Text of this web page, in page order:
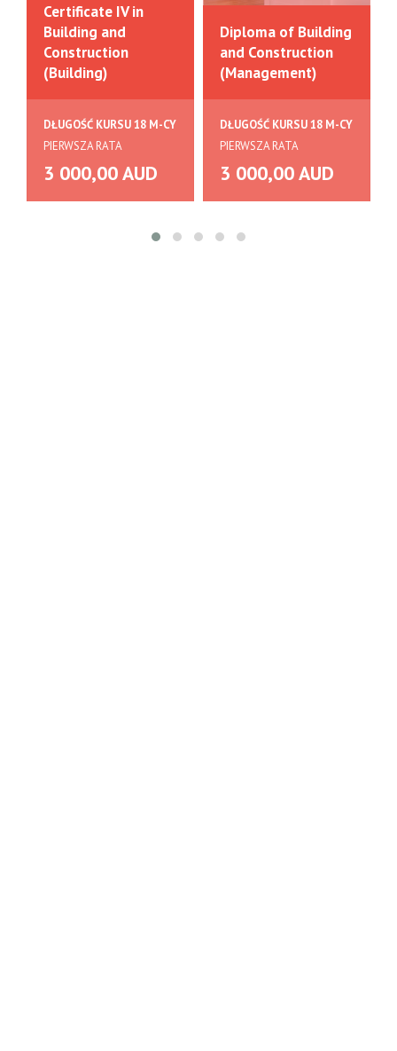
Certificate IV in
Building and
Construction
(Building)
DŁUGOŚĆ KURSU 18 M-CY
PIERWSZA RATA
3 000,00 AUD
Diploma of Building
and Construction
(Management)
DŁUGOŚĆ KURSU 18 M-CY
PIERWSZA RATA
3 000,00 AUD